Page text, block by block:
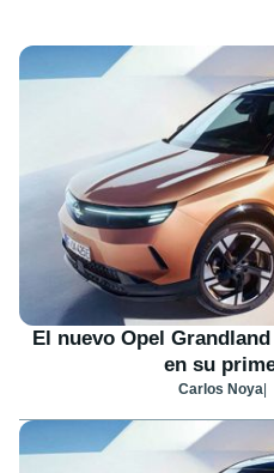
El nuevo Opel
en su
Carlos Noya